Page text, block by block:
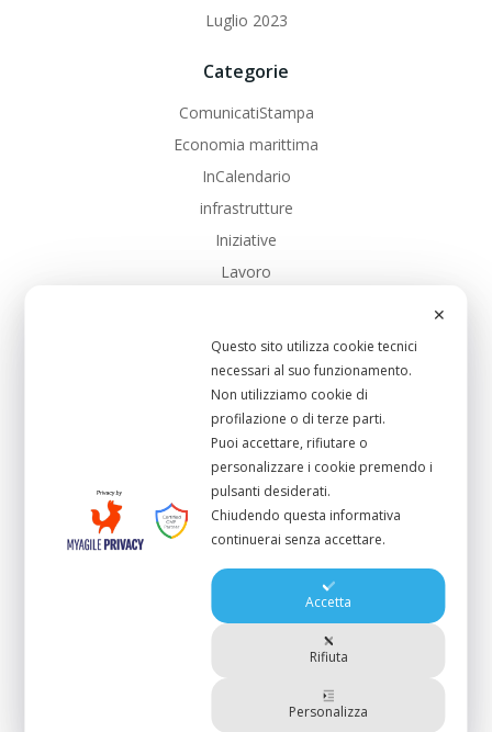
Luglio 2023
Categorie
ComunicatiStampa
Economia marittima
InCalendario
infrastrutture
Iniziative
Lavoro
Notizie dalla Federazione
PD
PD_Toscana
SalarioMinimo
Sanita
Scuola Pubblica
Sistema-Portuale
UC_CastagnetoCcci
UC_Cecina
UC_Livorno
UC_RosignanoMmo
✕
Questo sito utilizza cookie tecnici
necessari al suo funzionamento.
Non utilizziamo cookie di
profilazione o di terze parti.
Puoi accettare, rifiutare o
personalizzare i cookie premendo i
pulsanti desiderati.
Chiudendo questa informativa
continuerai senza accettare.
Accetta
Rifiuta
Personalizza